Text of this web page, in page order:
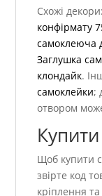
Схожі
конфірмату
самоклеюча
Заглушка
клондайк.
самоклейки;
отвором
Щоб купити
звірте код
кріплення